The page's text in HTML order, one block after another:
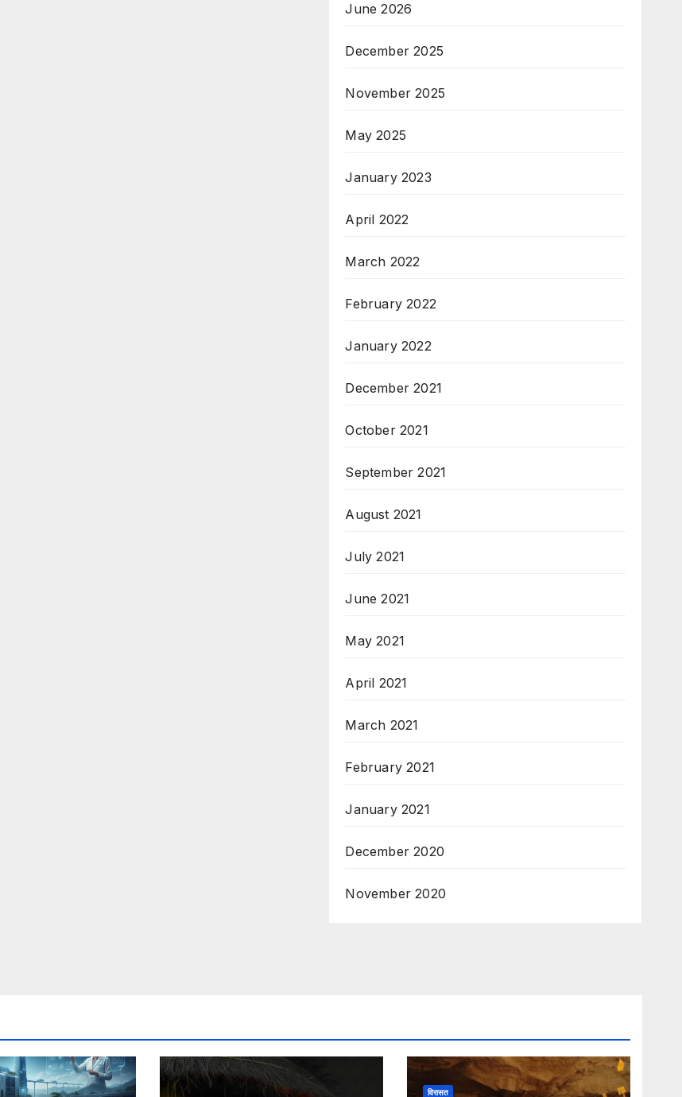
June 2026
December 2025
November 2025
May 2025
January 2023
April 2022
March 2022
February 2022
January 2022
December 2021
October 2021
September 2021
August 2021
July 2021
June 2021
May 2021
April 2021
March 2021
February 2021
January 2021
December 2020
November 2020
विरासत